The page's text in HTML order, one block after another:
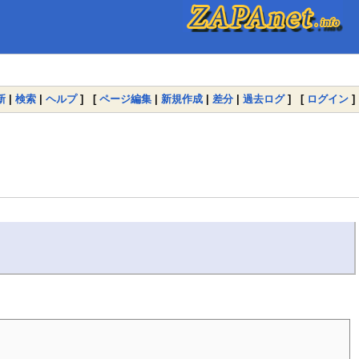
| 検索 | ヘルプ] [ ページ編集 | 新規作成 | 差分 | 過去ログ] [ ログイン ]